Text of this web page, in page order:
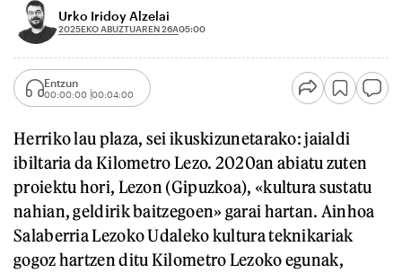
Urko Iridoy Alzelai
2025EKO ABUZTUAREN 26A05:00
Entzun
00:00:00 00:04:00
Herriko lau plaza, sei ikuskizunetarako: jaialdi
ibiltaria da Kilometro Lezo. 2020an abiatu zuten
proiektu hori, Lezon (Gipuzkoa), «kultura sustatu
nahian, geldirik baitzegoen» garai hartan. Ainhoa
Salaberria Lezoko Udaleko kultura teknikariak
gogoz hartzen ditu Kilometro Lezoko egunak,